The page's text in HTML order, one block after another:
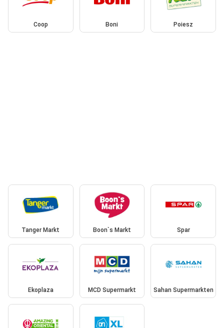
Coop Boni Poiesz
Tanger Markt Boon`s Markt Spar
Ekoplaza MCD Supermarkt Sahan Supermarkten